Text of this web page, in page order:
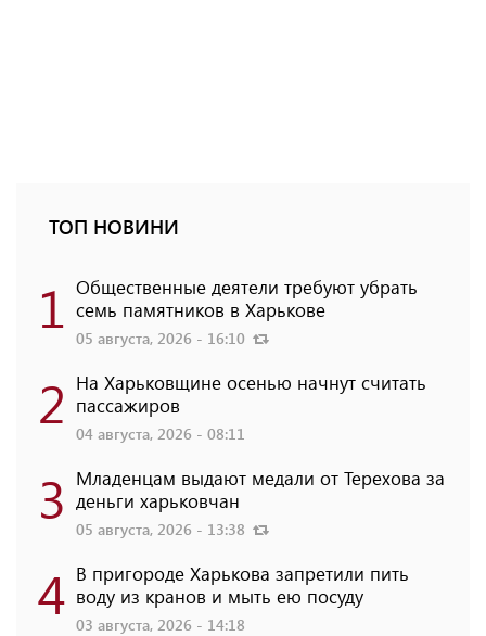
ТОП НОВИНИ
1 Общественные деятели требуют убрать
семь памятников в Харькове
05 августа, 2026 - 16:10
2 На Харьковщине осенью начнут считать
пассажиров
04 августа, 2026 - 08:11
3 Младенцам выдают медали от Терехова за
деньги харьковчан
05 августа, 2026 - 13:38
4 В пригороде Харькова запретили пить
воду из кранов и мыть ею посуду
03 августа, 2026 - 14:18